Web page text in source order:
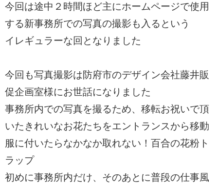
今回は途中２時間ほど主にホームページで使用
する新事務所での写真の撮影も入るという
イレギュラーな回となりました
今回も写真撮影は防府市のデザイン会社藤井販
促企画室様にお世話になりました
事務所内での写真を撮るため、移転お祝いで頂
いたきれいなお花たちをエントランスから移動
服に付いたらなかなか取れない！百合の花粉ト
ラップ
初めに事務所内だけ、そのあとに普段の仕事風